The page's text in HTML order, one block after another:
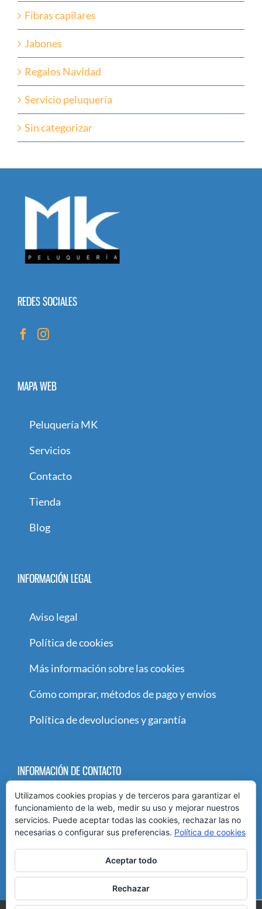
Fibras capilares
Jabones
Regalos Navidad
Servicio peluquería
Sin categorizar
REDES SOCIALES
MAPA WEB
Peluquería MK
Servicios
Contacto
Tienda
Blog
INFORMACIÓN LEGAL
Aviso legal
Política de cookies
Más información sobre las cookies
Cómo comprar, métodos de pago y envíos
Política de devoluciones y garantía
INFORMACIÓN DE CONTACTO
Paseo María Agustín 89-91
Teléfono:976 436 846
Móvil:651 88 52 10
Email:info@peluqueriamk.es
Utilizamos cookies propias y de terceros para garantizar el
funcionamiento de la web, medir su uso y mejorar nuestros
servicios. Puede aceptar todas las cookies, rechazar las no
necesarias o configurar sus preferencias. Política de cookies
Aceptar todo
Rechazar